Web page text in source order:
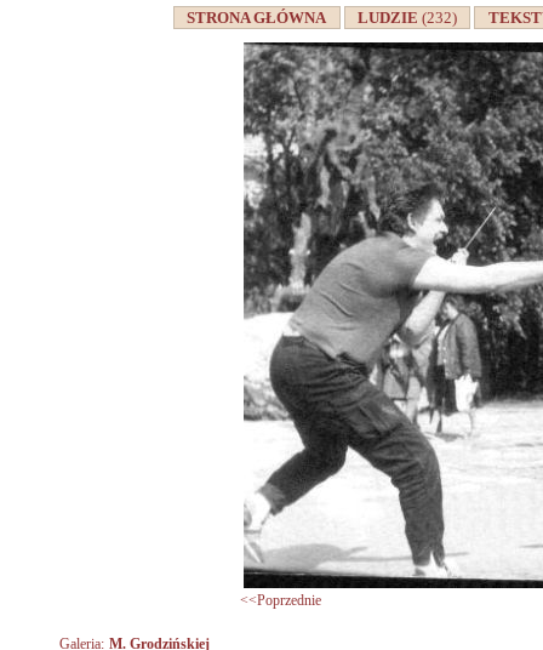
STRONA GŁÓWNA LUDZIE(232)
<<Poprzednie
Galeria: M. Grodzińskiej